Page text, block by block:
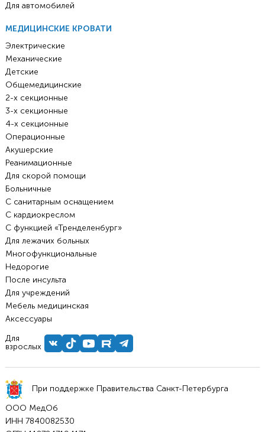
Для автомобилей
МЕДИЦИНСКИЕ КРОВАТИ
Электрические
Механические
Детские
Общемедицинские
2-х секционные
3-х секционные
4-х секционные
Операционные
Акушерские
Реанимационные
Для скорой помощи
Больничные
С санитарным оснащением
С кардиокреслом
С функцией «Тренделенбург»
Для лежачих больных
Многофункциональные
Недорогие
После инсульта
Для учреждений
Мебель медицинская
Аксессуары
Для
взрослых
При поддержке Правительства Санкт-Петербурга
ООО МедОб
ИНН 7840082530